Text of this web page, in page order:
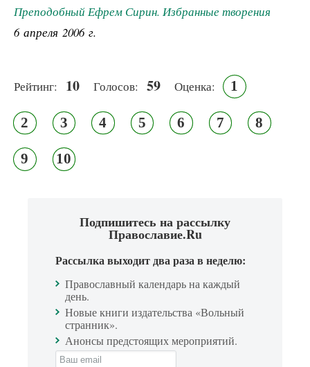
Преподобный Ефрем Сирин. Избранные творения
6 апреля 2006 г.
Рейтинг: 10 Голосов: 59 Оценка: 1
2 3 4 5 6 7 8
9 10
Подпишитесь на рассылку
Православие.Ru
Рассылка выходит два раза в неделю:
Православный календарь на каждый
день.
Новые книги издательства «Вольный
странник».
Анонсы предстоящих мероприятий.